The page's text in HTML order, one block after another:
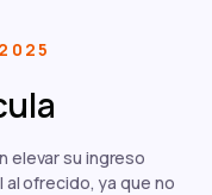
elevar su ingreso
ofrecido, ya que no